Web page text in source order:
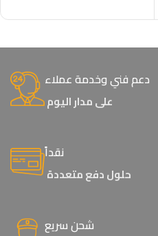
دعم فني وخدمة عملاء
على مدار اليوم
نقداً
حلول دفع متعددة
شحن سريع